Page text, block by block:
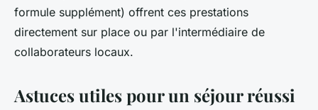
formule supplément) offrent ces prestations
directement sur place ou par l'intermédiaire de
collaborateurs locaux.
Astuces utiles pour un séjour réussi